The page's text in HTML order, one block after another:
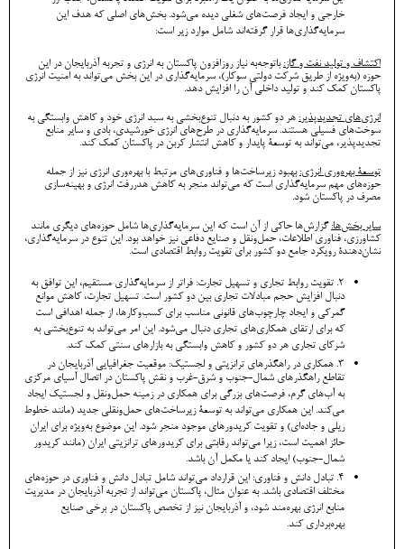
خارجی و ایجاد فرصت‌های شغلی دیده می‌شود. بخش‌های اصلی که هدف این
سرمایه‌گذاری‌ها قرار گرفته‌اند شامل موارد زیر است:
اکتشاف و تولید نفت و گاز:باتوجه‌به نیاز روزافزون پاکستان به انرژی و تجربه آذربایجان در این
حوزه (به‌ویژه از طریق شرکت دولتی سوکار)، سرمایه‌گذاری در این بخش می‌تواند به امنیت انرژی
پاکستان کمک کند و تولید داخلی آن را افزایش دهد.
انرژی‌های تجدیدپذیر: هر دو کشور به دنبال تنوع‌بخشی به سبد انرژی خود و کاهش وابستگی به
سوخت‌های فسیلی هستند. سرمایه‌گذاری در طرح‌های انرژی خورشیدی، بادی و سایر منابع
تجدیدپذیر، می‌تواند به توسعۀ پایدار و کاهش انتشار کربن در پاکستان کمک کند.
توسعۀ بهره‌وری انرژی:بهبود زیرساخت‌ها و فناوری‌های مرتبط با بهره‌وری انرژی نیز از جمله
حوزه‌های مهم سرمایه‌گذاری است که می‌تواند منجر به کاهش هدررفت انرژی و بهینه‌سازی
مصرف در پاکستان شود.
سایر بخش‌ها:گزارش‌ها حاکی از آن است که این سرمایه‌گذاری‌ها شامل حوزه‌های دیگری مانند
کشاورزی، فناوری اطلاعات، حمل‌ونقل و صنایع دفاعی نیز خواهد بود. این تنوع در سرمایه‌گذاری،
نشان‌دهندۀ رویکرد جامع دو کشور برای تقویت روابط اقتصادی است.
2. تقویت روابط تجاری و تسهیل تجارت: فراتر از سرمایه‌گذاری مستقیم، این توافق به
دنبال افزایش حجم مبادلات تجاری بین دو کشور است. تسهیل تجارت، کاهش موانع
گمرکی و ایجاد چارچوب‌های قانونی مناسب برای کسب‌وکارها، از جمله اهدافی است
که برای ارتقای همکاری‌های تجاری دنبال می‌شود. این امر می‌تواند به تنوع‌بخشی به
شرکای تجاری هر دو کشور و کاهش وابستگی به بازارهای سنتی کمک کند.
3. همکاری در راهگذرهای ترانزیتی و لجستیک: موقعیت جغرافیایی آذربایجان در
تقاطع راهگذرهای شمال-جنوب و شرق-غرب و نقش پاکستان در اتصال آسیای مرکزی
به آب‌های گرم، فرصت‌های بزرگی برای همکاری در زمینه حمل‌ونقل و لجستیک ایجاد
می‌کند. این همکاری می‌تواند به توسعۀ زیرساخت‌های حمل‌ونقلی جدید (مانند خطوط
ریلی و جاده‌ای) و تقویت کریدورهای موجود منجر شود. این موضوع به‌ویژه برای ایران
حائز اهمیت است، زیرا می‌تواند رقابتی برای کریدورهای ترانزیتی ایران (مانند کریدور
شمال-جنوب) ایجاد کند یا مکمل آن باشد.
4. تبادل دانش و فناوری: این قرارداد می‌تواند شامل تبادل دانش و فناوری در حوزه‌های
مختلف اقتصادی باشد. به عنوان مثال، پاکستان می‌تواند از تجربه آذربایجان در مدیریت
منابع انرژی بهره‌مند شود، و آذربایجان نیز از تخصص پاکستان در برخی صنایع
بهره‌برداری کند.